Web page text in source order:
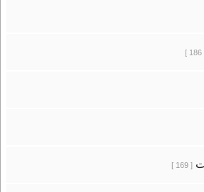
[
[ 169 ]